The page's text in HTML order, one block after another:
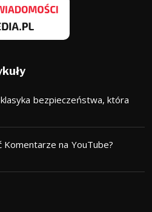
bezpieczeństwa, która
na YouTube?